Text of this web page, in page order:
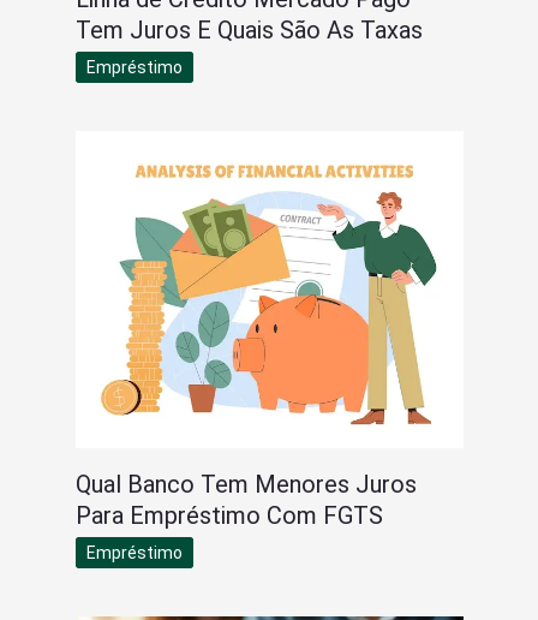
Tem Juros E Quais São As Taxas
Empréstimo
Qual Banco Tem Menores Juros
Para Empréstimo Com FGTS
Empréstimo